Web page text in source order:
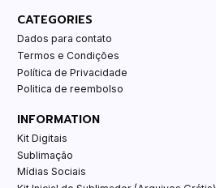
CATEGORIES
Dados para contato
Termos e Condições
Política de Privacidade
Politica de reembolso
INFORMATION
Kit Digitais
Sublimação
Mídias Sociais